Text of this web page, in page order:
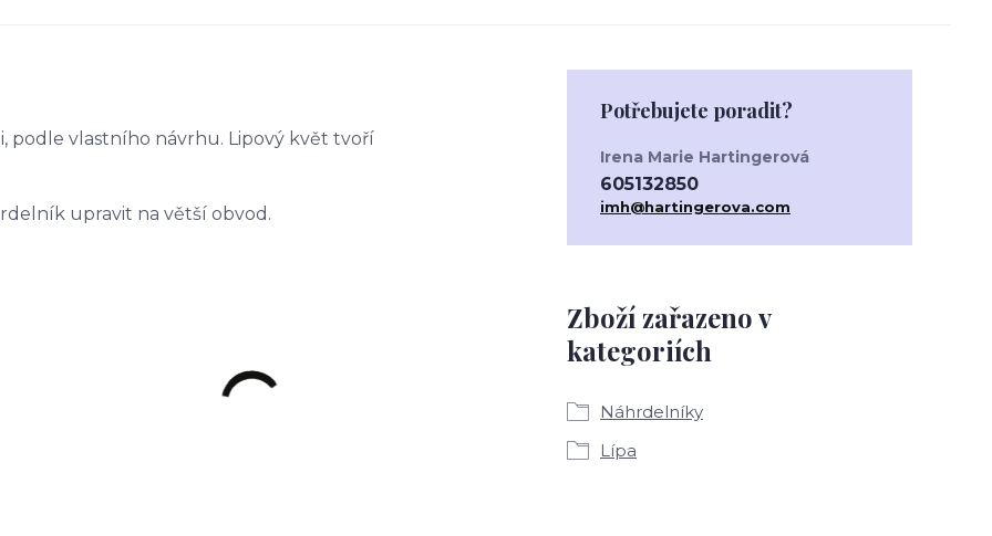
podle vlastního návrhu. Lipový květ tvoří
upravit na větší obvod.
Zboží zařazeno v
kategoriích
Náhrdelníky
Lípa
Potřebujete poradit?
Irena Marie Hartingerová
605132850
imh@hartingerova.com